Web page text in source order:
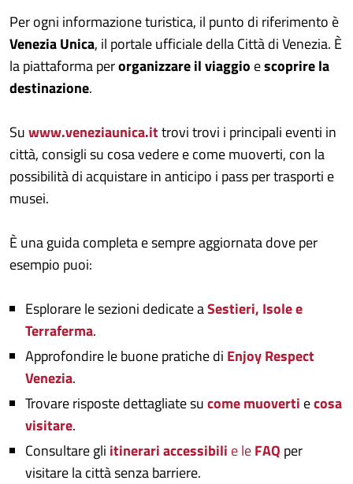
Per ogni informazione turistica, il punto di riferimento è
Venezia Unica, il portale ufficiale della Città di Venezia. È
la piattaforma perorganizzare il viaggio escoprire la
destinazione.
Suwww.veneziaunica.ittrovi trovi i principali eventi in
città, consigli su cosa vedere e come muoverti, con la
possibilità di acquistare in anticipo i pass per trasporti e
musei.
È una guida completa e sempre aggiornata dove per
esempio puoi:
Esplorare le sezioni dedicate aSestieri, Isole e
Terraferma.
Approfondire le buone pratiche di Enjoy Respect
Venezia.
Trovare risposte dettagliate sucome muoverti ecosa
visitare.
Consultare gli itinerari accessibili e leFAQ per
visitare la città senza barriere.